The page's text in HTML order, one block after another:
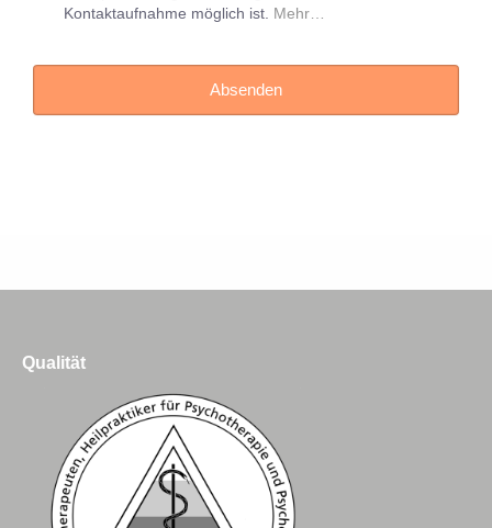
Kontaktaufnahme möglich ist. Mehr…
Absenden
Qualität